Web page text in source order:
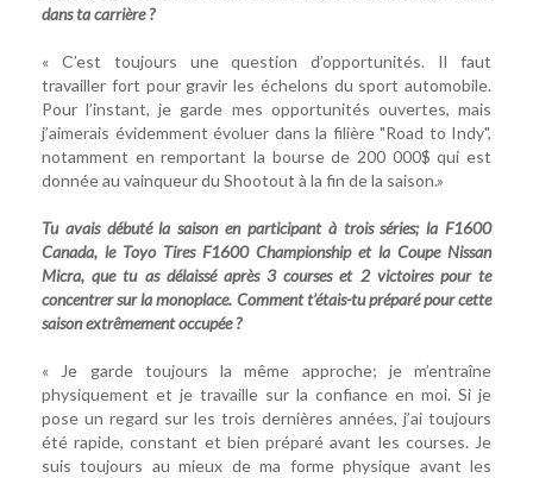
dans ta carrière ?
« C’est toujours une question d’opportunités. Il faut
travailler fort pour gravir les échelons du sport automobile.
Pour l’instant, je garde mes opportunités ouvertes, mais
j’aimerais évidemment évoluer dans la filière "Road to Indy",
notamment en remportant la bourse de 200 000$ qui est
donnée au vainqueur du Shootout à la fin de la saison.»
Tu avais débuté la saison en participant à trois séries; la F1600
Canada, le Toyo Tires F1600 Championship et la Coupe Nissan
Micra, que tu as délaissé après 3 courses et 2 victoires pour te
concentrer sur la monoplace. Comment t’étais-tu préparé pour cette
saison extrêmement occupée ?
« Je garde toujours la même approche; je m’entraîne
physiquement et je travaille sur la confiance en moi. Si je
pose un regard sur les trois dernières années, j’ai toujours
été rapide, constant et bien préparé avant les courses. Je
suis toujours au mieux de ma forme physique avant les